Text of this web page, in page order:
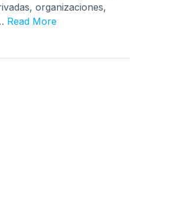
organizaciones,
Read More